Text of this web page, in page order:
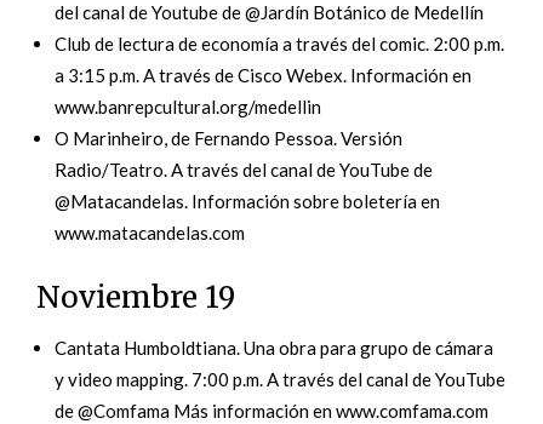
del canal de Youtube de @Jardín Botánico de Medellín
Club de lectura de economía a través del comic. 2:00 p.m.
a 3:15 p.m. A través de Cisco Webex. Información en
www.banrepcultural.org/medellin
O Marinheiro, de Fernando Pessoa. Versión
Radio/Teatro. A través del canal de YouTube de
@Matacandelas. Información sobre boletería en
www.matacandelas.com
Noviembre 19
Cantata Humboldtiana. Una obra para grupo de cámara
y video mapping. 7:00 p.m. A través del canal de YouTube
de @Comfama Más información en www.comfama.com